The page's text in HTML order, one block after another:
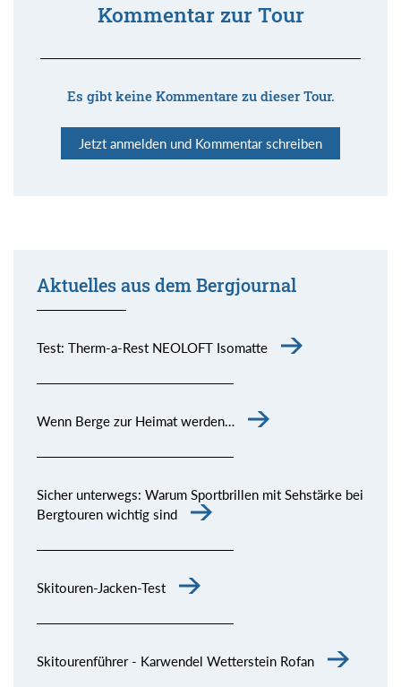
Kommentar zur Tour
Es gibt keine Kommentare zu dieser Tour.
Jetzt anmelden und Kommentar schreiben
Aktuelles aus dem Bergjournal
Test: Therm-a-Rest NEOLOFT Isomatte
Wenn Berge zur Heimat werden…
Sicher unterwegs: Warum Sportbrillen mit Sehstärke bei
Bergtouren wichtig sind
Skitouren-Jacken-Test
Skitourenführer - Karwendel Wetterstein Rofan